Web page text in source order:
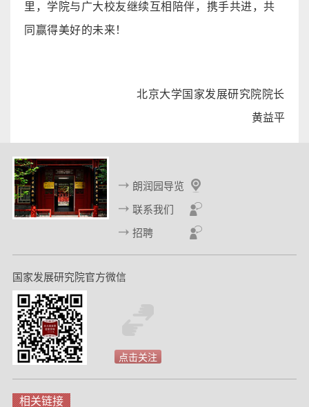
里，学院与广大校友继续互相陪伴，携手共进，共
同赢得美好的未来！
北京大学国家发展研究院院长
黄益平
朗润园导览
联系我们
招聘
国家发展研究院官方微信
点击关注
相关链接